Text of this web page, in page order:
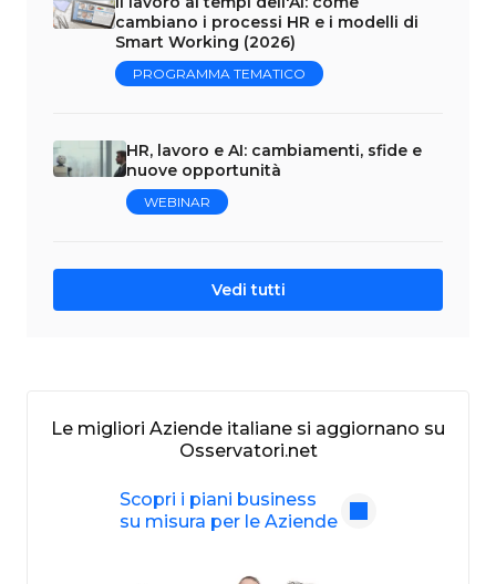
cambiano i processi HR e i modelli di
Smart Working (2026)
PROGRAMMA TEMATICO
HR, lavoro e AI: cambiamenti, sfide e
nuove opportunità
WEBINAR
Vedi tutti
Le migliori Aziende italiane si aggiornano su
Osservatori.net
Scopri i piani business
su misura per le Aziende